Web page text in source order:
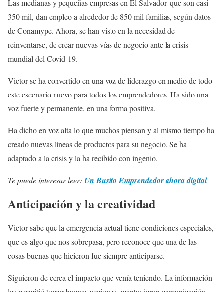
Las medianas y pequeñas empresas en El Salvador, que son casi
350 mil, dan empleo a alrededor de 850 mil familias, según datos
de Conamype. Ahora, se han visto en la necesidad de
reinventarse, de crear nuevas vías de negocio ante la crisis
mundial del Covid-19.
Victor se ha convertido en una voz de liderazgo en medio de todo
este escenario nuevo para todos los emprendedores. Ha sido una
voz fuerte y permanente, en una forma positiva.
Ha dicho en voz alta lo que muchos piensan y al mismo tiempo ha
creado nuevas líneas de productos para su negocio. Se ha
adaptado a la crisis y la ha recibido con ingenio.
Te puede interesar leer: Un Busito Emprendedor ahora digital
Anticipación y la creatividad
Victor sabe que la emergencia actual tiene condiciones especiales,
que es algo que nos sobrepasa, pero reconoce que una de las
cosas buenas que hicieron fue siempre anticiparse.
Siguieron de cerca el impacto que venía teniendo. La información